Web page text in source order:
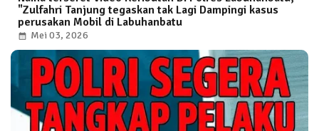
"Zulfahri Tanjung tegaskan tak Lagi Dampingi kasus
perusakan Mobil di Labuhanbatu
Mei 03, 2026